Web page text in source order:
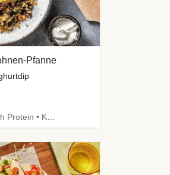
Pfanne
Viel Gemüse • High Protein • Kalorien im Blick